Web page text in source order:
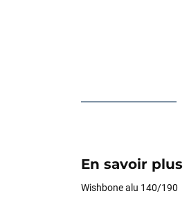
En savoir plus
Wishbone alu 140/190